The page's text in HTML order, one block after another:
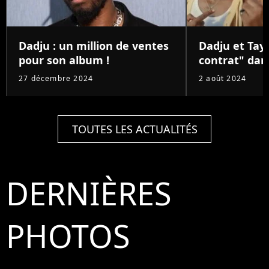
Dadju : un million de ventes
pour son album !
27 décembre 2024
Dadju et
contrat"
2 août 2024
TOUTES LES ACTUALITÉS
DERNIÈRES
PHOTOS